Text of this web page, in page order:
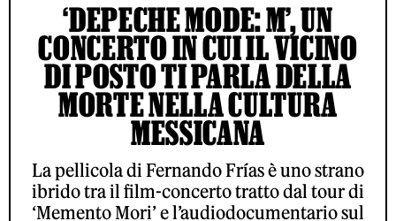
‘DEPECHE MODE: M’, UN
CONCERTO IN CUI IL VICINO
DI POSTO TI PARLA DELLA
MORTE NELLA CULTURA
MESSICANA
La pellicola di Fernando Frías è uno strano
ibrido tra il film-concerto tratto dal tour di
‘Memento Mori’ e l’audiodocumentario sul